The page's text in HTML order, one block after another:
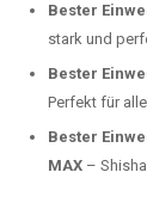
Bester
stark und
Bester
Perfekt für
Bester
MAX –